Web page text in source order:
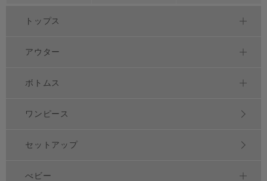
トップス
アウター
ボトムス
ワンピース
セットアップ
べビー